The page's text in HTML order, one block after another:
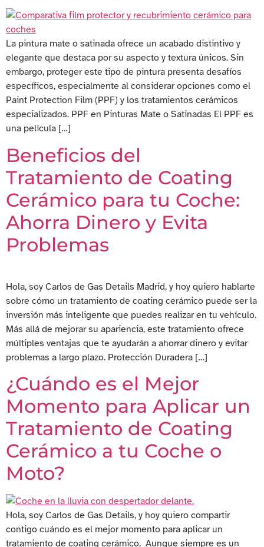
La pintura mate o satinada ofrece un acabado distintivo y
elegante que destaca por su aspecto y textura únicos. Sin
embargo, proteger este tipo de pintura presenta desafíos
específicos, especialmente al considerar opciones como el
Paint Protection Film (PPF) y los tratamientos cerámicos
especializados. PPF en Pinturas Mate o Satinadas El PPF es
una película […]
Beneficios del
Tratamiento de Coating
Cerámico para tu Coche:
Ahorra Dinero y Evita
Problemas
Hola, soy Carlos de Gas Details Madrid, y hoy quiero hablarte
sobre cómo un tratamiento de coating cerámico puede ser la
inversión más inteligente que puedes realizar en tu vehículo.
Más allá de mejorar su apariencia, este tratamiento ofrece
múltiples ventajas que te ayudarán a ahorrar dinero y evitar
problemas a largo plazo. Protección Duradera […]
¿Cuándo es el Mejor
Momento para Aplicar un
Tratamiento de Coating
Cerámico a tu Coche o
Moto?
Hola, soy Carlos de Gas Details, y hoy quiero compartir
contigo cuándo es el mejor momento para aplicar un
tratamiento de coating cerámico. Aunque siempre es un